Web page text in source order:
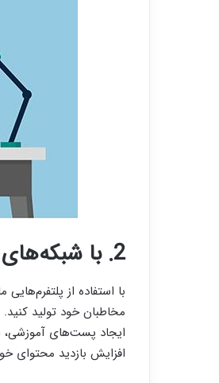
2. با شبکه‌های اجتماعی تبلیغات رایگان انجام دهید!
با استفاده از
مخاطبان خود تولید
ایجاد پست‌های
افزایش بازدید محتوای